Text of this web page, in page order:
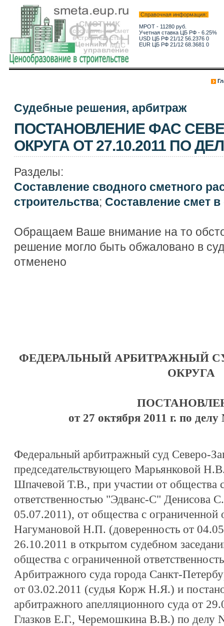
Справочная информация:
МРОТ - 11280 руб.
Учетная ставка ЦБ РФ - 6.25%
USD ЦБ РФ 21/12 56.2376 0
EUR ЦБ РФ 21/12 68.3681 0
Судебные решения, арбитраж
ПОСТАНОВЛЕНИЕ ФАС
ОКРУГА ОТ 27.10.2011 ПО
Разделы:
Составление сводного сметного
строительства; Составление смет в
Обращаем Ваше внимание на то
решение могло быть обжаловано в
отменено
ФЕДЕРАЛЬНЫЙ АРБИТРАЖНЫЙ
ОКРУГА
от 27 октября 2011 г. по
Федеральный арбитражный суд Северо-
председательствующего Марьянковой
Шпачевой Т.В., при участии от общества
ответственностью "Эдванс-С" Денисова
05.07.2011), от общества с ограниченной
Нагумановой Н.П. (доверенность от
26.10.2011 в открытом судебном
общества с ограниченной
Арбитражного суда города Санкт-
от 03.02.2011 (судья Корж Н.Я.) и
арбитражного апелляционного суда от
Глазков Е.Г., Черемошкина В.В.) по делу